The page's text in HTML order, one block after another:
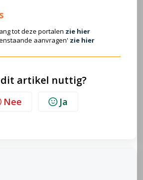
tot deze portalen zie hier
aanvragen' zie hier
dit artikel nuttig?
Nee Ja